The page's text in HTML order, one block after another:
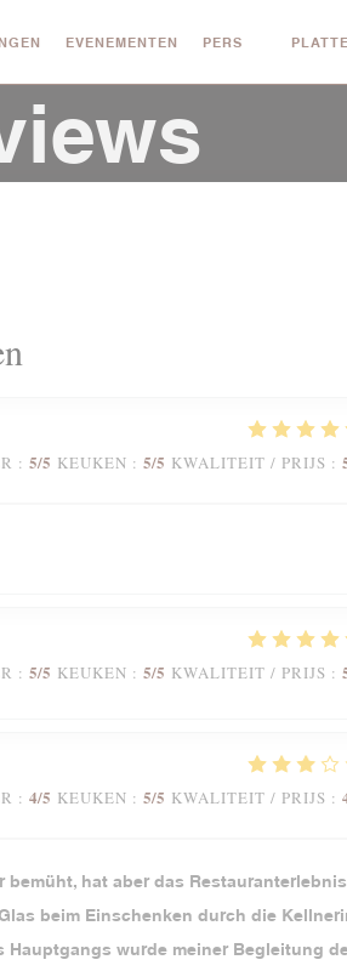
EVENEMENTEN PERS
: 5/5 KEUKEN : 5/5 KWALITEIT / PRIJS :
: 5/5 KEUKEN : 5/5 KWALITEIT / PRIJS :
: 4/5 KEUKEN : 5/5 KWALITEIT / PRIJS :
bemüht, hat aber das Restauranterlebnis
beim Einschenken durch die
Hauptgangs wurde meiner Begleitung